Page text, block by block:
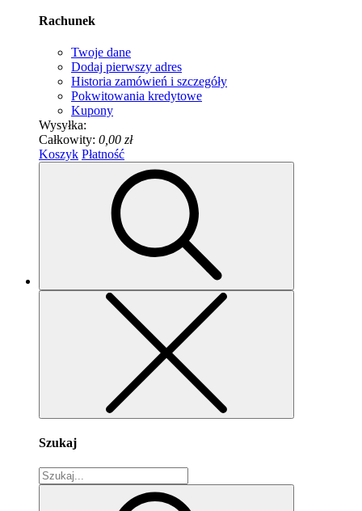
Rachunek
Twoje dane
Dodaj pierwszy adres
Historia zamówień i szczegóły
Pokwitowania kredytowe
Kupony
Wysyłka:
Całkowity: 0,00 zł
Koszyk Płatność
Szukaj